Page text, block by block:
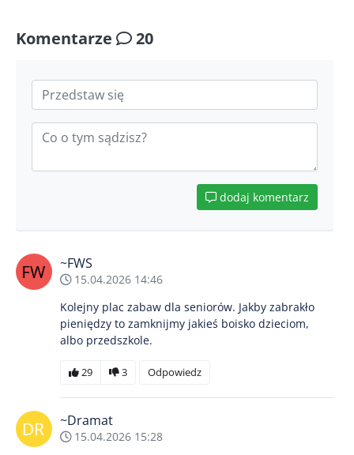
Komentarze 20
dodaj komentarz
~FWS
15.04.2026 14:46
Kolejny plac zabaw dla seniorów. Jakby zabrakło
pieniędzy to zamknijmy jakieś boisko dzieciom,
albo przedszkole.
29 3 Odpowiedz
~Dramat
15.04.2026 15:28